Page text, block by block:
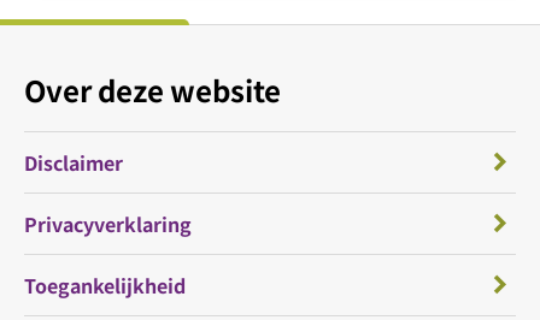
Over deze website
Disclaimer
Privacyverklaring
Toegankelijkheid